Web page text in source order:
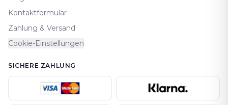
Kontaktformular
Zahlung & Versand
Cookie-Einstellungen
SICHERE ZAHLUNG